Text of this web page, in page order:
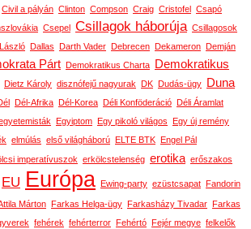
Civil a pályán Clinton Compson Craig Cristofel Csapó
Csepel Csillagok háborúja Csillagosok
Dallas Darth Vader Debrecen Dekameron Demján
Párt Demokratikus Charta
Demokratikus
Dietz Károly disznófejű nagyurak DK Dudás-ügy Duna
Dél-Afrika Dél-Korea Déli Konföderáció Déli Áramlat
Egyiptom Egy pikoló világos Egy új remény
elmúlás első világháború ELTE BTK Engel Pál
imperatívuszok erkölcstelenség erotika erőszakos
EU Európa Ewing-party ezüstcsapat Fandorin
Márton Farkas Helga-ügy Farkasházy Tivadar Farkas
fehérek fehérterror Fehértó Fejér megye felkelők